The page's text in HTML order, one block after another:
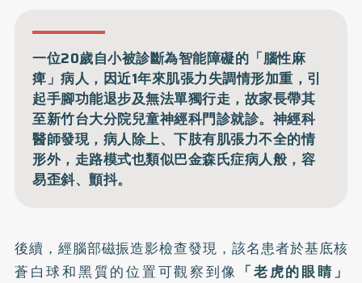
一位20歲自小被診斷為智能障礙的「腦性麻
痺」病人，因近1年來肌張力失調情形加重，引
起手腳功能退步及無法單獨行走，故家長帶其
至新竹台大分院兒童神經科門診就診。神經科
醫師發現，病人除上、下肢有肌張力不全的情
形外，走路模式也類似巴金森氏症病人般，容
易歪斜、顫抖。
後續，經腦部磁振造影檢查發現，該名患者於基底核
蒼白球和黑質的位置可觀察到像 「老虎的眼睛」